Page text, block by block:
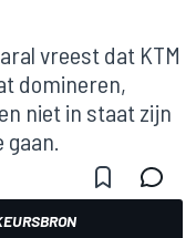
vreest dat KTM
domineren,
niet in staat zijn